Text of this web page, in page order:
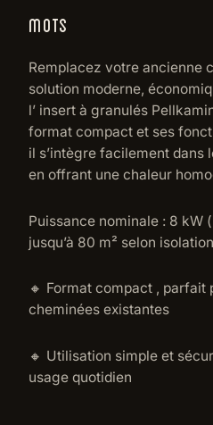
MOTS
Remplacez votre ancienne
solution moderne,
l’ insert à granulés
format compact et ses
il s’intègre facilement dans
en offrant une chaleur
Puissance nominale : 8 kW
jusqu’à 80 m² selon
🔸 Format compact , parfait
cheminées existantes
🔸 Utilisation simple et
usage quotidien